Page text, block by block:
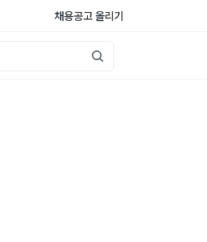
채용공고 올리기